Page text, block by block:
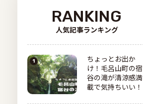
RANKING
人気記事ランキング
ちょっとお出か
け！毛呂山町の宿
谷の滝が清涼感満
載で気持ちいい！